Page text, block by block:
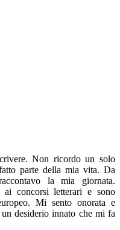
Non ricordo un solo
parte della mia vita. Da
la mia giornata.
ai concorsi letterari e sono
Mi sento onorata e
desiderio innato che mi fa